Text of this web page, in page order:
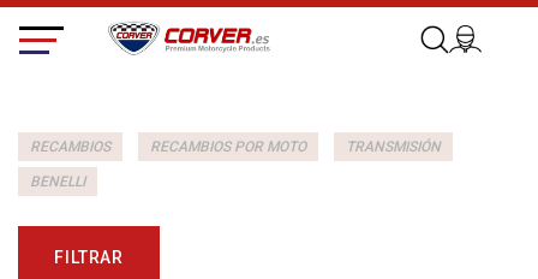
RECAMBIOS RECAMBIOS POR MOTO TRANSMISIÓN
BENELLI
FILTRAR